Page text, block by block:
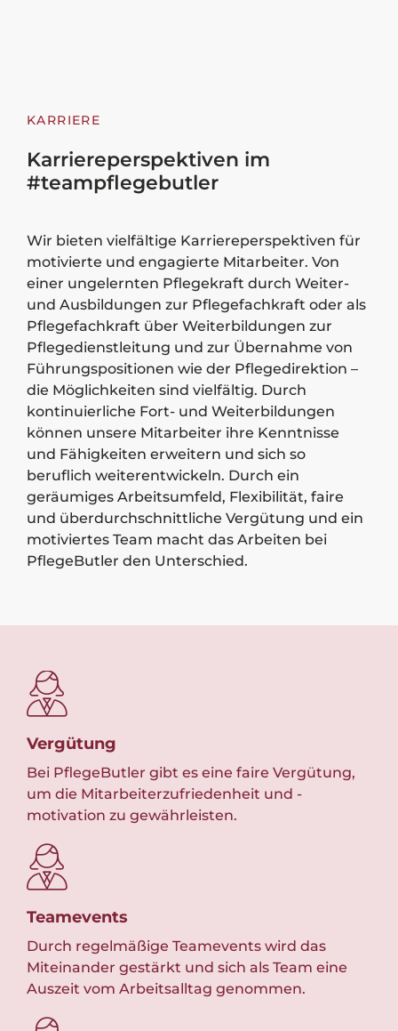
KARRIERE
Karriereperspektiven im
#teampflegebutler
Wir bieten vielfältige Karriereperspektiven für
motivierte und engagierte Mitarbeiter. Von
einer ungelernten Pflegekraft durch Weiter-
und Ausbildungen zur Pflegefachkraft oder als
Pflegefachkraft über Weiterbildungen zur
Pflegedienstleitung und zur Übernahme von
Führungspositionen wie der Pflegedirektion –
die Möglichkeiten sind vielfältig. Durch
kontinuierliche Fort- und Weiterbildungen
können unsere Mitarbeiter ihre Kenntnisse
und Fähigkeiten erweitern und sich so
beruflich weiterentwickeln. Durch ein
geräumiges Arbeitsumfeld, Flexibilität, faire
und überdurchschnittliche Vergütung und ein
motiviertes Team macht das Arbeiten bei
PflegeButler den Unterschied.
Vergütung
Bei PflegeButler gibt es eine faire Vergütung,
um die Mitarbeiterzufriedenheit und -
motivation zu gewährleisten.
Teamevents
Durch regelmäßige Teamevents wird das
Miteinander gestärkt und sich als Team eine
Auszeit vom Arbeitsalltag genommen.